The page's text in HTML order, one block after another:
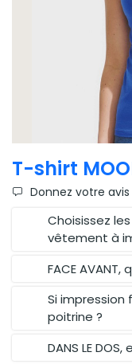
T-shirt
Donnez votre avis
Choisissez
vêtement à
FACE
Si impression
poitrine ?
DANS LE